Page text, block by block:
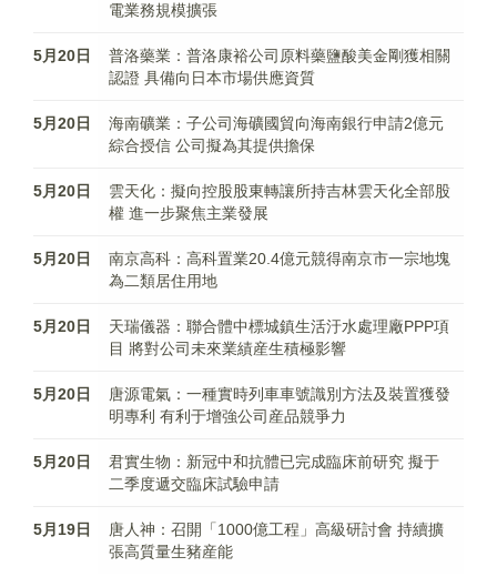
電業務規模擴張
5月20日
普洛藥業：普洛康裕公司原料藥鹽酸美金剛獲相關
認證 具備向日本市場供應資質
5月20日
海南礦業：子公司海礦國貿向海南銀行申請2億元
綜合授信 公司擬為其提供擔保
5月20日
雲天化：擬向控股股東轉讓所持吉林雲天化全部股
權 進一步聚焦主業發展
5月20日
南京高科：高科置業20.4億元競得南京市一宗地塊
為二類居住用地
5月20日
天瑞儀器：聯合體中標城鎮生活汙水處理廠PPP項
目 將對公司未來業績産生積極影響
5月20日
唐源電氣：一種實時列車車號識別方法及裝置獲發
明專利 有利于增強公司産品競爭力
5月20日
君實生物：新冠中和抗體已完成臨床前研究 擬于
二季度遞交臨床試驗申請
5月19日
唐人神：召開「1000億工程」高級研討會 持續擴
張高質量生豬産能